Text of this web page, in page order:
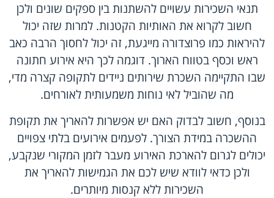
תנאי השכירות עשויים להשתנות בין ספקים שונים ולכן
חשוב לקרוא את האותיות הקטנות. למרות שזה יכול
להיראות כמו פרוצדורה מייגעת, זה יכול לחסוך הרבה כאב
ראש וכסף בטווח הארוך. דוגמה לכך היא אירוע חתונה
שבו התקיימה השכרת שירותים ניידים לתקופה קצרה מדי,
מה שהוביל לאי נוחות משמעותית לאורחים.
בנוסף, חשוב לבדוק האם יש אפשרות להאריך את תקופת
ההשכרה במידת הצורך. לפעמים אירועים בלתי צפויים
יכולים לגרום להארכת האירוע מעבר לזמן המקורי שנקבע,
ולכן כדאי לוודא שיש לכם את הגמישות להאריך את
השכירות ללא קנסות מיותרים.